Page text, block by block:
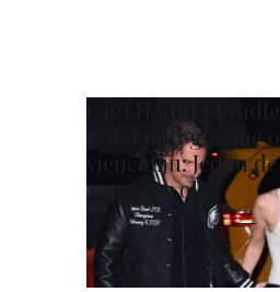
Gigi Hadid i
potaknuli glasine
vjenčanju: Jedan
zapeo za oko